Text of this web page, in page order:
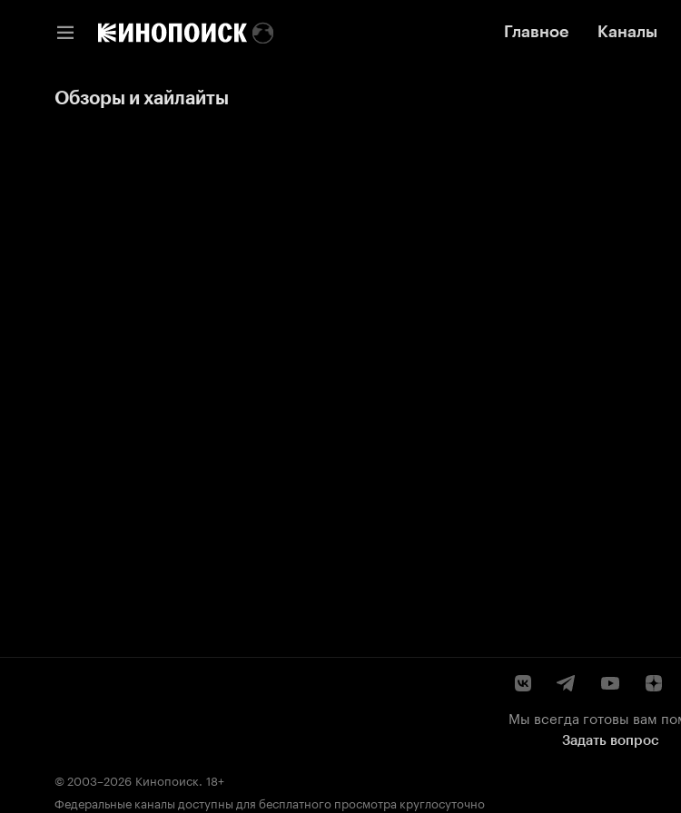
Главное Каналы
Главное Каналы
Обзоры и хайлайты
Мы всегда готовы вам
Задать вопрос
© 2003–2026 Кинопоиск. 18+
Федеральные каналы доступны для бесплатного просмотра круглосуточно